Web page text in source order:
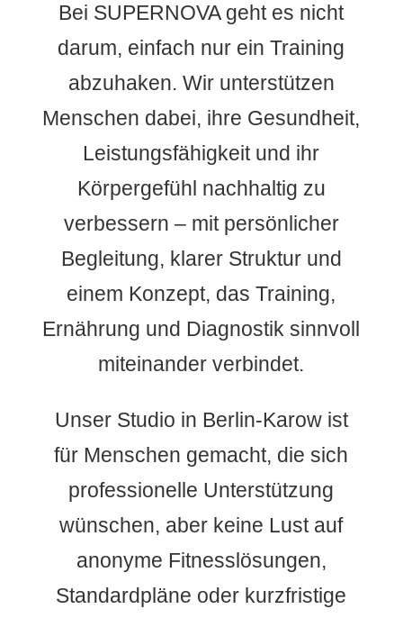
Bei SUPERNOVA geht es nicht
darum, einfach nur ein Training
abzuhaken. Wir unterstützen
Menschen dabei, ihre Gesundheit,
Leistungsfähigkeit und ihr
Körpergefühl nachhaltig zu
verbessern – mit persönlicher
Begleitung, klarer Struktur und
einem Konzept, das Training,
Ernährung und Diagnostik sinnvoll
miteinander verbindet.
Unser Studio in Berlin-Karow ist
für Menschen gemacht, die sich
professionelle Unterstützung
wünschen, aber keine Lust auf
anonyme Fitnesslösungen,
Standardpläne oder kurzfristige